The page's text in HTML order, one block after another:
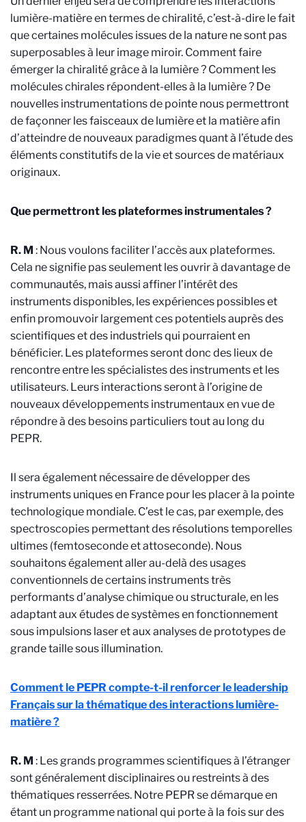
lumière-matière en termes de chiralité, c’est-à-dire le fait
que certaines molécules issues de la nature ne sont pas
superposables à leur image miroir. Comment faire
émerger la chiralité grâce à la lumière ? Comment les
molécules chirales répondent-elles à la lumière ? De
nouvelles instrumentations de pointe nous permettront
de façonner les faisceaux de lumière et la matière afin
d’atteindre de nouveaux paradigmes quant à l’étude des
éléments constitutifs de la vie et sources de matériaux
originaux.
Que permettront les plateformes instrumentales ?
R. M : Nous voulons faciliter l’accès aux plateformes.
Cela ne signifie pas seulement les ouvrir à davantage de
communautés, mais aussi affiner l’intérêt des
instruments disponibles, les expériences possibles et
enfin promouvoir largement ces potentiels auprès des
scientifiques et des industriels qui pourraient en
bénéficier. Les plateformes seront donc des lieux de
rencontre entre les spécialistes des instruments et les
utilisateurs. Leurs interactions seront à l’origine de
nouveaux développements instrumentaux en vue de
répondre à des besoins particuliers tout au long du
PEPR.
Il sera également nécessaire de développer des
instruments uniques en France pour les placer à la pointe
technologique mondiale. C’est le cas, par exemple, des
spectroscopies permettant des résolutions temporelles
ultimes (femtoseconde et attoseconde). Nous
souhaitons également aller au-delà des usages
conventionnels de certains instruments très
performants d’analyse chimique ou structurale, en les
adaptant aux études de systèmes en fonctionnement
sous impulsions laser et aux analyses de prototypes de
grande taille sous illumination.
Comment le PEPR compte-t-il renforcer le leadership
Français sur la thématique des interactions lumière-
matière ?
R. M : Les grands programmes scientifiques à l’étranger
sont généralement disciplinaires ou restreints à des
thématiques resserrées. Notre PEPR se démarque en
étant un programme national qui porte à la fois sur des